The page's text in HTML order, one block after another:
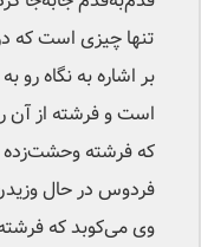
تنها چیزی است که
بر اشاره به نگاه رو
است و فرشته از آن
که فرشته وحشت‌زده
فردوس در حال
وی می‌کوبد که